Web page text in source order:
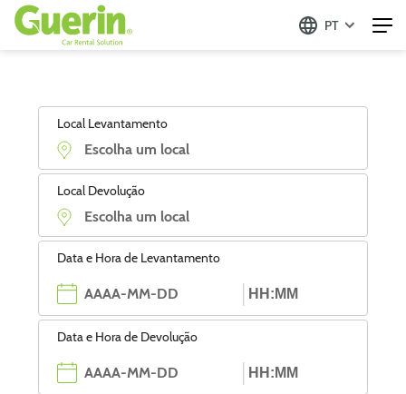
PT
Local Levantamento
Local Devolução
Data e Hora de Levantamento
Data e Hora de Devolução